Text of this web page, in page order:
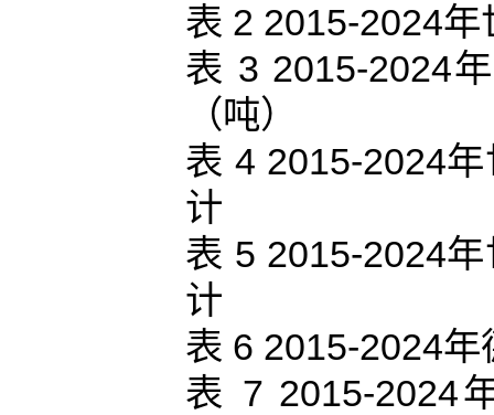
表 2 2015-2024
表 3 2015-2024
（吨）
表 4 2015-2024
计
表 5 2015-2024
计
表 6 2015-2024
表 7 2015-2024